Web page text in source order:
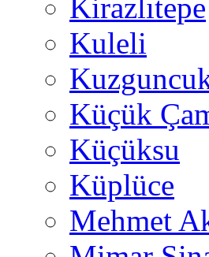
Kirazlıtepe
Kuleli
Küçük
Küçüksu
Küplüce
Mehmet